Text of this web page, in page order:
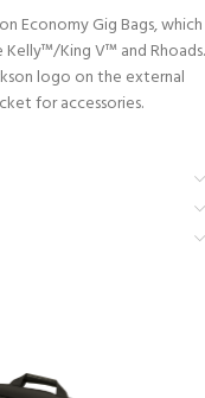
Economy Gig Bags, which
King V™ and Rhoads.
logo on the external
for accessories.